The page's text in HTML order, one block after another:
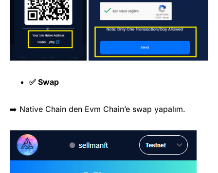
✅ Swap
➡️ Native Chain den Evm Chain’e swap yapalım.